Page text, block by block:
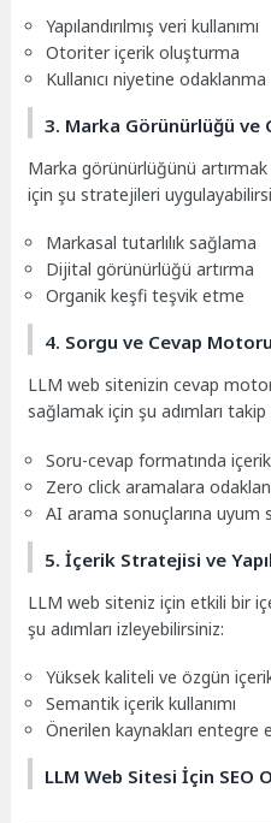
Yapılandırılmış veri kullanımı
Otoriter içerik oluşturma
Kullanıcı niyetine odaklanma
3. Marka Görünürlüğü ve
Marka görünürlüğünü
için şu stratejileri
Markasal tutarlılık sağlama
Dijital görünürlüğü artırma
Organik keşfi teşvik etme
4. Sorgu ve Cevap
LLM web sitenizin cevap
sağlamak için şu adımları
Soru-cevap formatında
Zero click aramalara
AI arama sonuçlarına uyum
5. İçerik Stratejisi ve
LLM web siteniz için etkili bir
şu adımları izleyebilirsiniz:
Yüksek kaliteli ve özgün
Semantik içerik kullanımı
Önerilen kaynakları entegre
LLM Web Sitesi İçin SEO